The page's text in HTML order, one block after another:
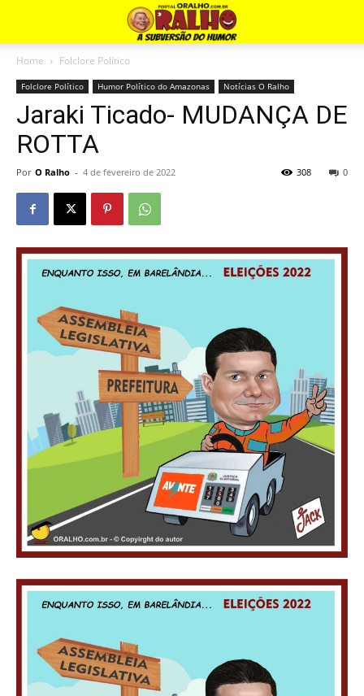
Home Folclore Político
Folclore Político Humor Político do Amazonas Notícias O Ralho
Jaraki Ticado- MUDANÇA DE
ROTTA
Por O Ralho - 4 de fevereiro de 2022 0
308